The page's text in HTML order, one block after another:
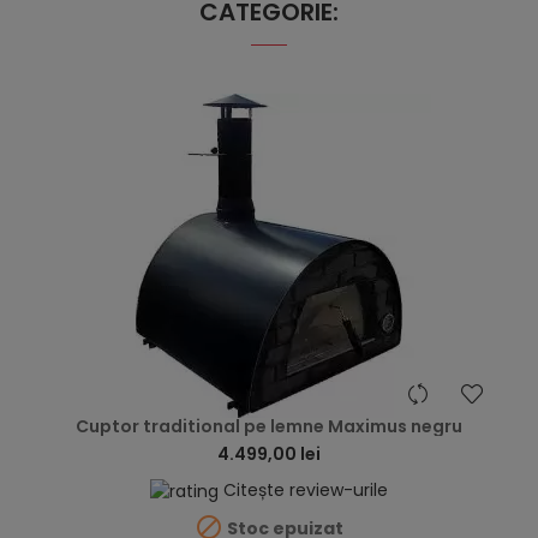
CATEGORIE:
Cuptor traditional pe lemne Maximus negru
4.499,00 lei
Citește review-urile
 Stoc epuizat